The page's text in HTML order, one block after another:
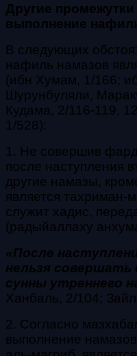
Другие
выполнение
В следующих
нафиль намазов
(ибн Хумам, 1/166;
Шурунбуляли,
Кудама, 2/116-119,
1/528):
1. Не совершив
после наступления
другие намазы,
является тахриман-
служит хадис,
(радыйаллаху
«После
нельзя совершать
сунны утреннего
Ханбаль, 2/104;
2. Согласно
выполнение